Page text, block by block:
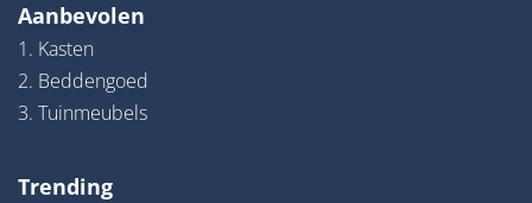
Aanbevolen
1. Kasten
2. Beddengoed
3. Tuinmeubels
Trending